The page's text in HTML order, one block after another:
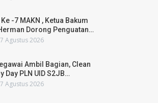
-7 MAKN , Ketua Bakum
Dorong Penguatan…
Agustus 2026
Ambil Bagian, Clean
Day PLN UID S2JB…
Agustus 2026